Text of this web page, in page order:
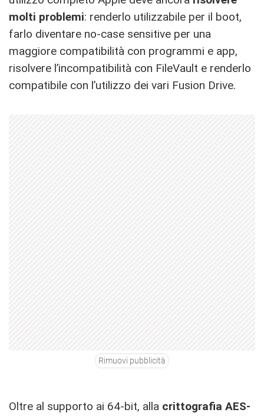
molti problemi: renderlo utilizzabile per il boot,
farlo diventare no-case sensitive per una
maggiore compatibilità con programmi e app,
risolvere l’incompatibilità con FileVault e renderlo
compatibile con l’utilizzo dei vari Fusion Drive.
Rimuovi pubblicità
Oltre al supporto ai 64-bit, alla crittografia AES-